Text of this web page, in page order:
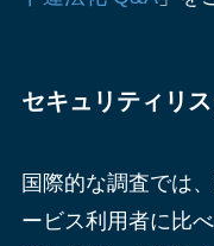
セキュリティリ
国際的な調査では
ービス利用者に比